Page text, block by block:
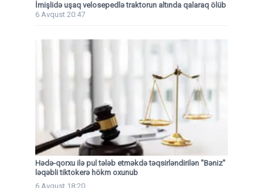
İmişlidə uşaq velosepedlə traktorun altında qalaraq ölüb
6 Avqust 20:47
Hədə-qorxu ilə pul tələb etməkdə təqsirləndirilən "Bəniz"
ləqəbli tiktokerə hökm oxunub
6 Avqust 18:20